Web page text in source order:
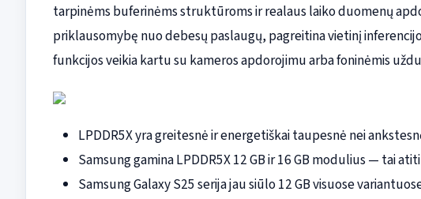
tarpinėms buferinėms struktūroms ir realaus laiko duomenų
priklausomybę nuo debesų paslaugų, pagreitina vietinį
funkcijos veikia kartu su kameros apdorojimu arba foninėmis
LPDDR5X yra greitesnė ir energetiškai taupesnė nei
Samsung gamina LPDDR5X 12 GB ir 16 GB modulius — tai
Samsung Galaxy S25 serija jau siūlo 12 GB visuose